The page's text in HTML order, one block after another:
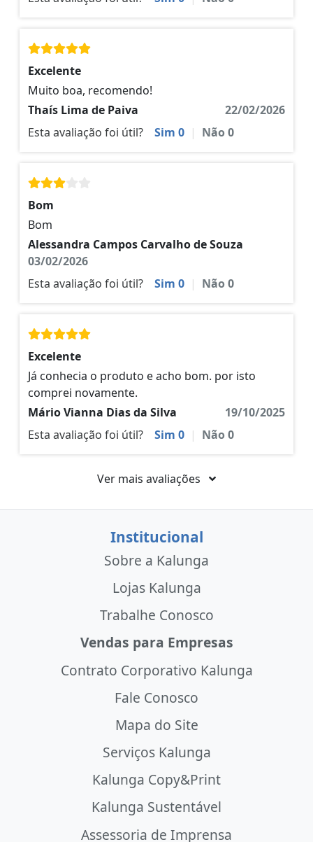
Excelente
Muito boa, recomendo!
Thaís Lima de Paiva
22/02/2026
Esta avaliação foi útil?
Sim 0 | Não0
Bom
Bom
Alessandra Campos Carvalho de Souza
03/02/2026
Esta avaliação foi útil?
Sim 0 | Não0
Excelente
Já conhecia o produto e acho bom. por isto
comprei novamente.
Mário Vianna Dias da Silva
19/10/2025
Esta avaliação foi útil?
Sim 0 | Não0
Ver mais avaliações
Institucional
Sobre a Kalunga
Lojas Kalunga
Trabalhe Conosco
Vendas para Empresas
Contrato Corporativo Kalunga
Fale Conosco
Mapa do Site
Serviços Kalunga
Kalunga Copy&Print
Kalunga Sustentável
Assessoria de Imprensa